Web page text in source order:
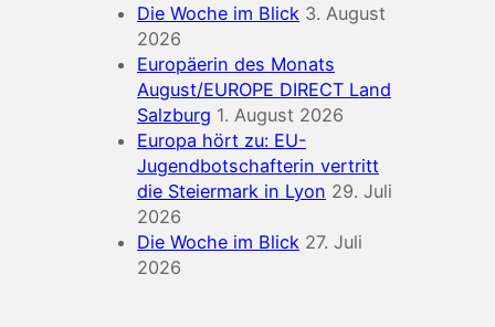
Die Woche im Blick 3. August
2026
Europäerin des Monats
August/EUROPE DIRECT Land
Salzburg 1. August 2026
Europa hört zu: EU-
Jugendbotschafterin vertritt
die Steiermark in Lyon 29. Juli
2026
Die Woche im Blick 27. Juli
2026